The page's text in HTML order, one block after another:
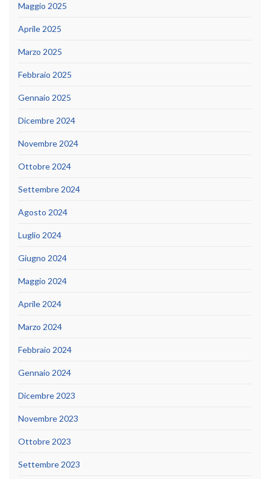
Maggio 2025
Aprile 2025
Marzo 2025
Febbraio 2025
Gennaio 2025
Dicembre 2024
Novembre 2024
Ottobre 2024
Settembre 2024
Agosto 2024
Luglio 2024
Giugno 2024
Maggio 2024
Aprile 2024
Marzo 2024
Febbraio 2024
Gennaio 2024
Dicembre 2023
Novembre 2023
Ottobre 2023
Settembre 2023